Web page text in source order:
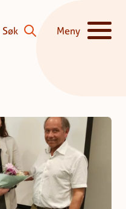
Søk
Meny
Vis/skjul